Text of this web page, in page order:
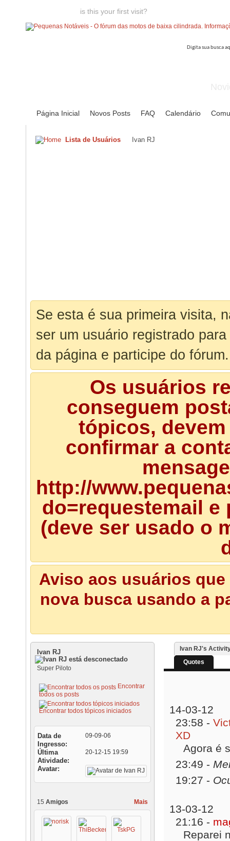
is this your first visit?
Página Inicial Novos Posts FAQ Calendário
Lista de Usuários Ivan RJ
Se esta é sua primeira visita,
ser um usuário registrado
da página e participe do fórum.
Os usuários
conseguem
tópicos,
confirmar a
http://
do=requestemail
(deve ser usado o
Aviso aos usuários
nova busca usando a
Ivan RJ
Super Piloto
Encontrar
todos os posts
Encontrar todos tópicos iniciados
Data de
Ingresso
09-09-06
Última
Atividade
20-12-15 19:59
Avatar
Mais
15 Amigos
Ivan RJ's
Quotes
14-03-12
23:58 -
XD
Agora é
23:49 -
19:27 -
13-03-12
21:16 -
Reparei